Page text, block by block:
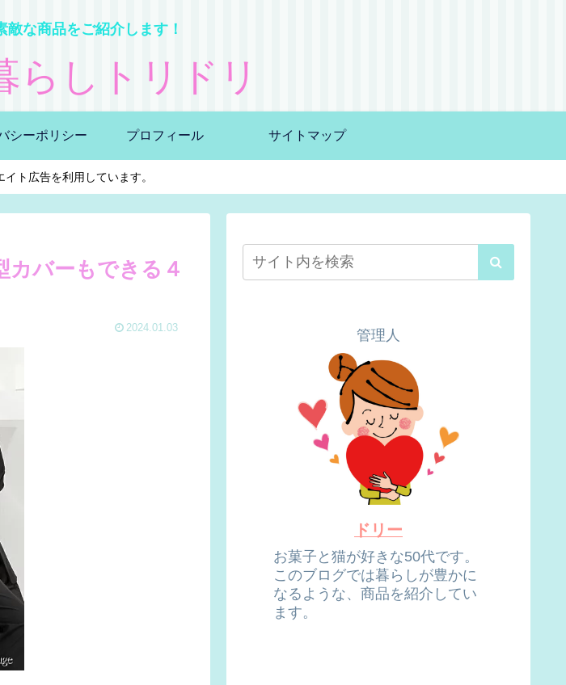
な商品をご紹介します！
らしトリドリ
シーポリシー プロフィール サイトマップ
ト広告を利用しています。
カバーもできる４
2024.01.03 管理人
ドリー
お菓子と猫が好きな50代です。
このブログでは暮らしが豊かに
なるような、商品を紹介してい
ます。